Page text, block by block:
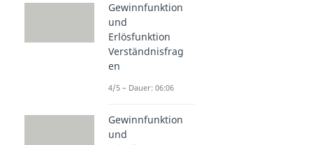
Gewinnfunktion
und
Erlösfunktion
Verständnisfrag
en
4/5 – Dauer: 06:06
Gewinnfunktion
und